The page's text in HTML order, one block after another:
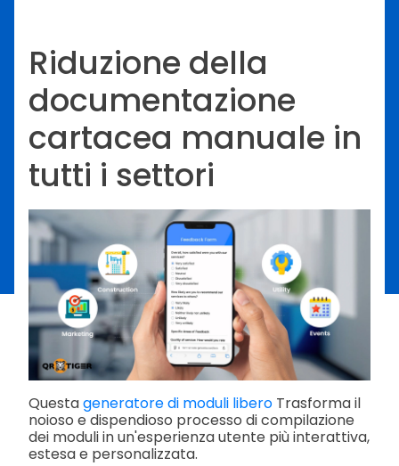
Riduzione della
documentazione
cartacea manuale in
tutti i settori
Questageneratore di moduli libero Trasforma il
noioso e dispendioso processo di compilazione
dei moduli in un'esperienza utente più interattiva,
estesa e personalizzata.